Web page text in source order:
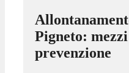
Pigneto:
prevenzione